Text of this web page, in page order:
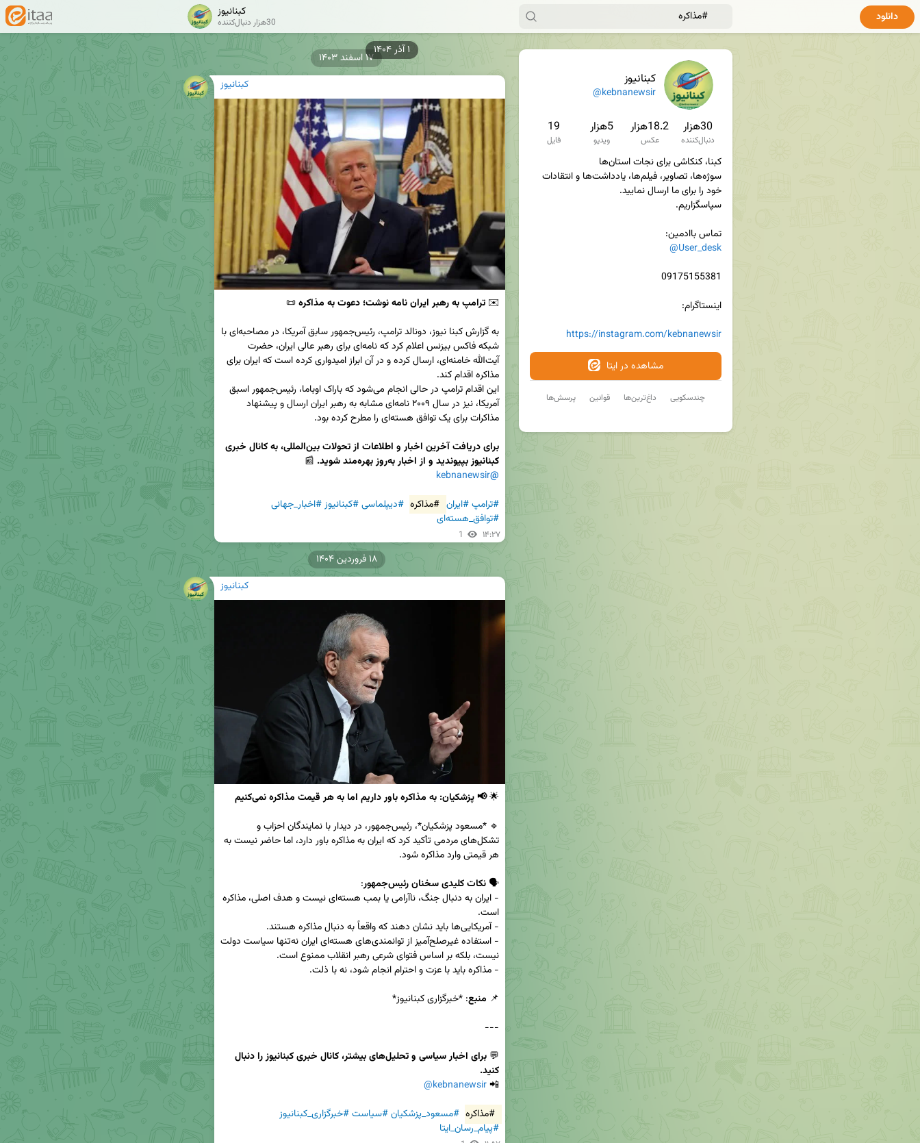
کبنانیوز
@kebnanewsir
30هزار
دنبال‌کننده
18.2هزار
عکس
5هزار
ویدیو
19
فایل
تماس باادمین‌:
@User_desk
https://instagram.com/kebnanewsir
مشاهده در ایتا
پرسش‌ها قوانین داغ‌ترین‌ها چندسکویی
کبنانیوز
30هزار دنبال‌کننده دانلود
کبنانیوز
✉️ ترامپ به رهبر ایران نامه نوشت؛ دعوت به مذاکره
کبنانیوز بپیوندید و از اخبار به‌روز بهره‌مند شوید.
📰
@
kebnanewsir
#ترامپ#ایران #مذاکره #دیپلماسی#کبنانیوز#اخبار_جهانی
#توافق_هسته‌ای
1 ۱۴:۲۷
۱۷ اسفند ۱۴۰۳
کبنانیوز
🌟 📢 پزشکیان: به مذاکره باور داریم اما به هر قیمت مذاکره نمی‌کنیم
🗣 نکات کلیدی سخنان رئیس‌جمهور
📌 منبع
💬
کنید.
📲
@kebnanewsir
#مذاکره #مسعود_پزشکیان#سیاست#خبرگزاری_کبنانیوز
#پیام_رسان_ایتا
۱۸ فروردین ۱۴۰۴